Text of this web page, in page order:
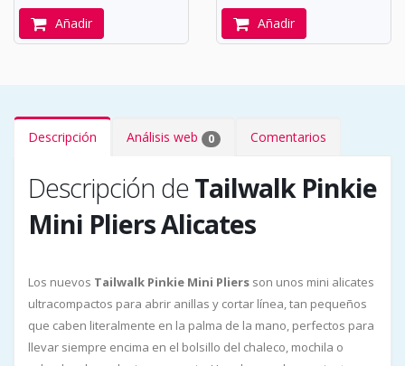
Añadir Añadir
Descripción Análisis web 0 Comentarios
Descripción deTailwalk Pinkie
Mini Pliers Alicates
Los nuevos Tailwalk Pinkie Mini Pliers son unos mini alicates
ultracompactos para abrir anillas y cortar línea, tan pequeños
que caben literalmente en la palma de la mano, perfectos para
llevar siempre encima en el bolsillo del chaleco, mochila o